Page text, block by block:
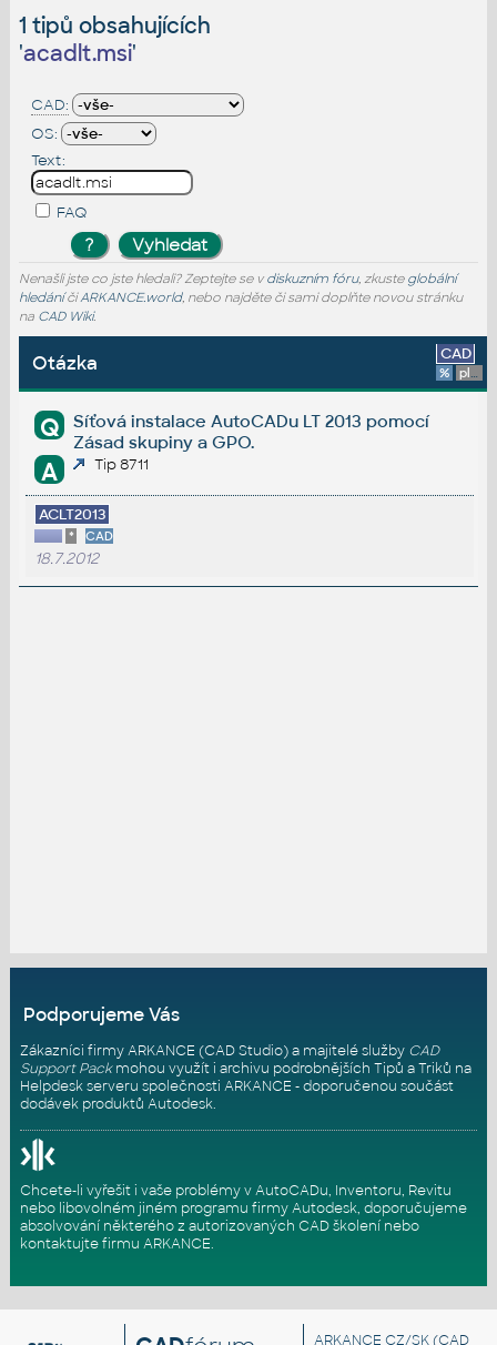
1 tipů obsahujících
'acadlt.msi'
CAD:
OS:
Text:
FAQ
Nenašli jste co jste hledali? Zeptejte se v diskuzním fóru, zkuste globální
hledáníčiARKANCE.world, nebo najděte či sami doplňte novou stránku
na CAD Wiki.
Otázka CAD
% platforma
Q
Síťová instalace AutoCADu LT 2013 pomocí
Zásad skupiny a GPO.
A Tip 8711
ACLT2013
* CAD
18.7.2012
Podporujeme Vás
Zákazníci firmy ARKANCE (CAD Studio) a majitelé služby CAD
Support Packmohou využít i archivu podrobnějších Tipů a Triků na
Helpdesk serveru společnosti ARKANCE - doporučenou součást
dodávek produktů Autodesk.
Chcete-li vyřešit i vaše problémy v AutoCADu, Inventoru, Revitu
nebo libovolném jiném programu firmy Autodesk, doporučujeme
absolvování některého z autorizovaných CAD školenínebo
kontaktujte firmu ARKANCE.
ARKANCE CZ/SK(CAD